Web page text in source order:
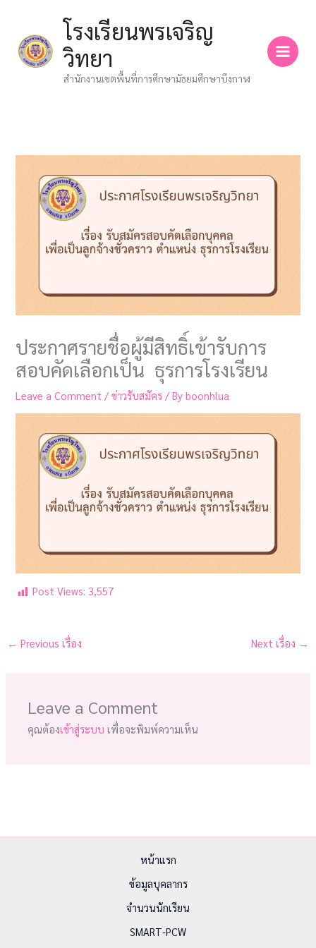
content
โรงเรียนพรเจริญ
วิทยา
สำนักงานเขตพื้นที่การศึกษามัธยมศึกษาบึงกาฬ
ประกาศรายชื่อผู้มีสิทธิ์เข้ารับการ
สอบคัดเลือกเป็น ธุรการโรงเรียน
Leave a Comment /ข่าวรับสมัคร / Byboonhlua
Post Views: 3,557
← Previous เรื่อง Next เรื่อง →
Leave a Comment
คุณต้องเข้าสู่ระบบ เพื่อจะพิมพ์ความเห็น
หน้าแรก
ข้อมูลบุคลากร
จำนวนนักเรียน
SMART-PCW